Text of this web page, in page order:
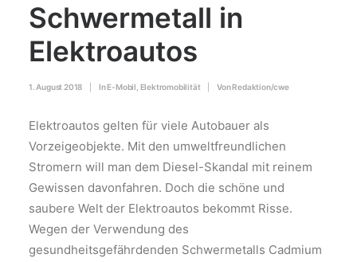
Schwermetall in
Elektroautos
1. August 2018 InE-Mobil Elektromobilität VonRedaktion/cwe
Elektroautos gelten für viele Autobauer als
Vorzeigeobjekte. Mit den umweltfreundlichen
Stromern will man dem Diesel-Skandal mit reinem
Gewissen davonfahren. Doch die schöne und
saubere Welt der Elektroautos bekommt Risse.
Wegen der Verwendung des
gesundheitsgefährdenden Schwermetalls Cadmium